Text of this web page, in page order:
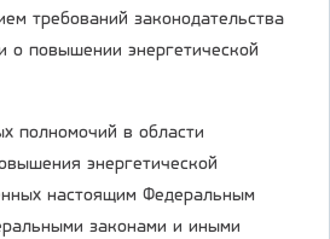
требований законодательства
о повышении энергетической
полномочий в области
энергетической
настоящим Федеральным
законами и иными